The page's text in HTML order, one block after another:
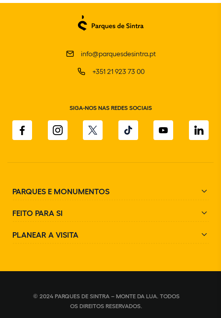
info@parquesdesintra.pt
+351 21 923 73 00
SIGA-NOS NAS REDES SOCIAIS
PARQUES E MONUMENTOS
FEITO PARA SI
PLANEAR A VISITA
© 2024 PARQUES DE SINTRA – MONTE DA LUA. TODOS
OS DIREITOS RESERVADOS.